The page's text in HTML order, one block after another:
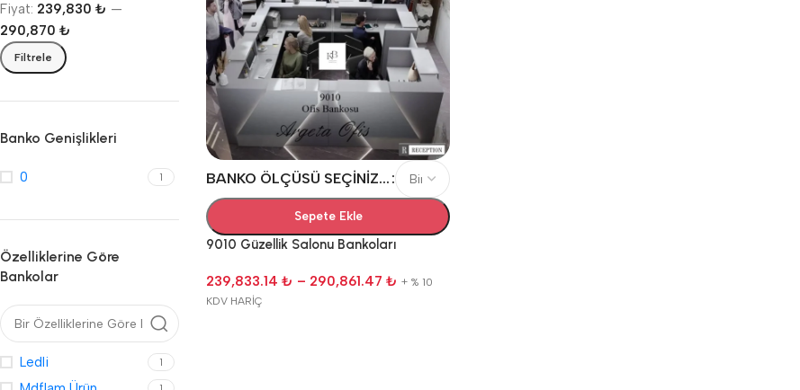
Filtrele
Fiyat: 239,830 ₺ —
290,870 ₺
Banko Genişlikleri
0 1
Özelliklerine Göre
Bankolar
Ledli 1
BANKO ÖLÇÜSÜ SEÇINIZ...
Sepete Ekle
9010 Güzellik Salonu Bankoları
239,833.14 ₺ – 290,861.47 ₺ + % 10
KDV HARİÇ